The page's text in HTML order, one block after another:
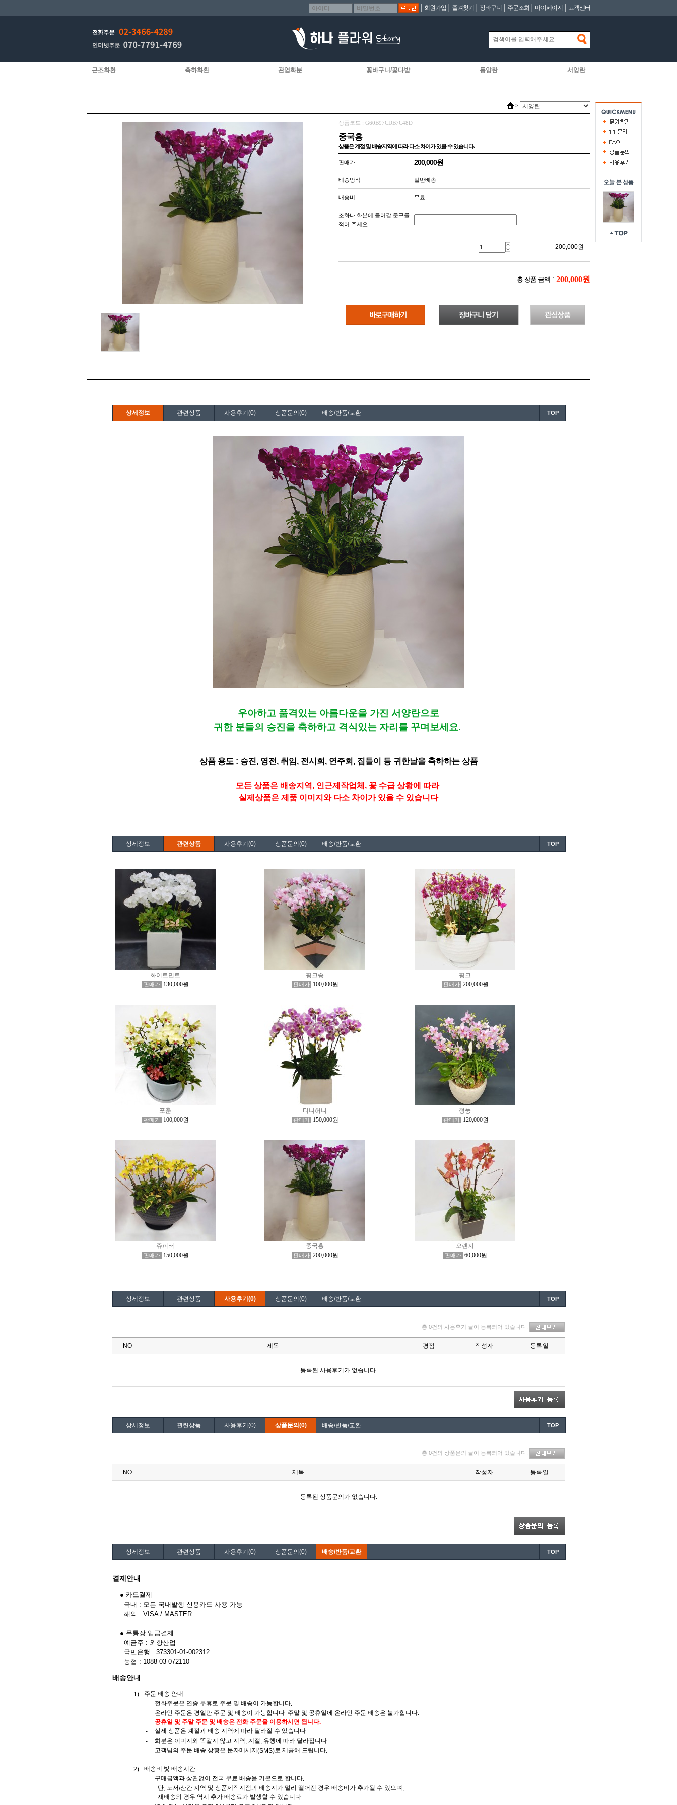
회원가입 즐겨찾기 장바구니 주문조회 마이페이지 고객센터
근조화환 축하화환 관엽화분 꽃바구니/꽃다발 동양란 서양란
>
상품코드 : G60B97CDB7C48D
중국홍
상품은 계절 및 배송지역에 따라 다소 차이가 있을 수 있습니다.
판매가 200,000원
배송방식 일반배송
배송비 무료
조화나 화분에 들어갈 문구를
적어 주세요
200,000원
총 상품 금액 : 200,000원
상세정보 관련상품 사용후기(0) 상품문의(0) 배송/반품/교환 TOP
우아하고 품격있는 아름다운을 가진 서양란으로
귀한 분들의 승진을 축하하고 격식있는 자리를 꾸며보세요.
상품 용도 : 승진, 영전, 취임, 전시회, 연주회, 집들이 등 귀한날을 축하하는 상품
모든 상품은 배송지역, 인근제작업체, 꽃 수급 상황에 따라
실제상품은 제품 이미지와 다소 차이가 있을 수 있습니다
상세정보 관련상품 사용후기(0) 상품문의(0) 배송/반품/교환 TOP
화이트민트
판매가 130,000원
핑크송
판매가 100,000원
핑크
판매가 200,000원
포춘
판매가 100,000원
티니허니
판매가 150,000원
청풍
판매가 120,000원
쥬피터
판매가 150,000원
중국홍
판매가 200,000원
오렌지
판매가 60,000원
상세정보 관련상품 사용후기(0) 상품문의(0) 배송/반품/교환 TOP
상세정보 관련상품 사용후기(0) 상품문의(0) 배송/반품/교환 TOP
상세정보 관련상품 사용후기(0) 상품문의(0) 배송/반품/교환 TOP
결제안내
● 카드결제
국내 : 모든 국내발행 신용카드 사용 가능
해외 : VISA / MASTER
● 무통장 입금결제
예금주 : 외향산업
국민은행 : 373301-01-002312
농협 : 1088-03-072110
배송안내
1)
주문 배송 안내
-
전화주문은 연중 무휴로 주문 및 배송이 가능합니다.
-
온라인 주문은 평일만 주문 및 배송이 가능합니다. 주말 및 공휴일에 온라인 주문 배송은 불가합니다.
-
공휴일 및 주말 주문 및 배송은 전화 주문을 이용하시면 됩니다.
-
실제 상품은 계절과 배송 지역에 따라 달라질 수 있습니다.
-
화분은 이미지와 똑같지 않고 지역 , 계절 , 유행에 따라 달라집니다.
-
고객님의 주문 배송 상황은 문자메세지 (SMS)로 제공해 드립니다.
2)
배송비 빛 배송시간
-
구매금액과 상관없이 전국 무료 배송을 기본으로 합니다.
단, 도서/산간 지역 및 상품제작지점과 배송지가 멀리 떨어진 경우 배송비가 추가될 수 있으며
재배송의 경우 역시 추가 배송료가 발생할 수 있습니다.